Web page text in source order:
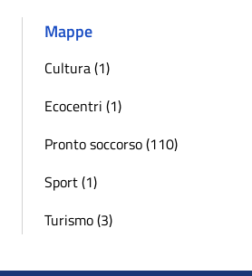
Mappe
Cultura (1)
Ecocentri (1)
Pronto soccorso (110)
Sport (1)
Turismo (3)